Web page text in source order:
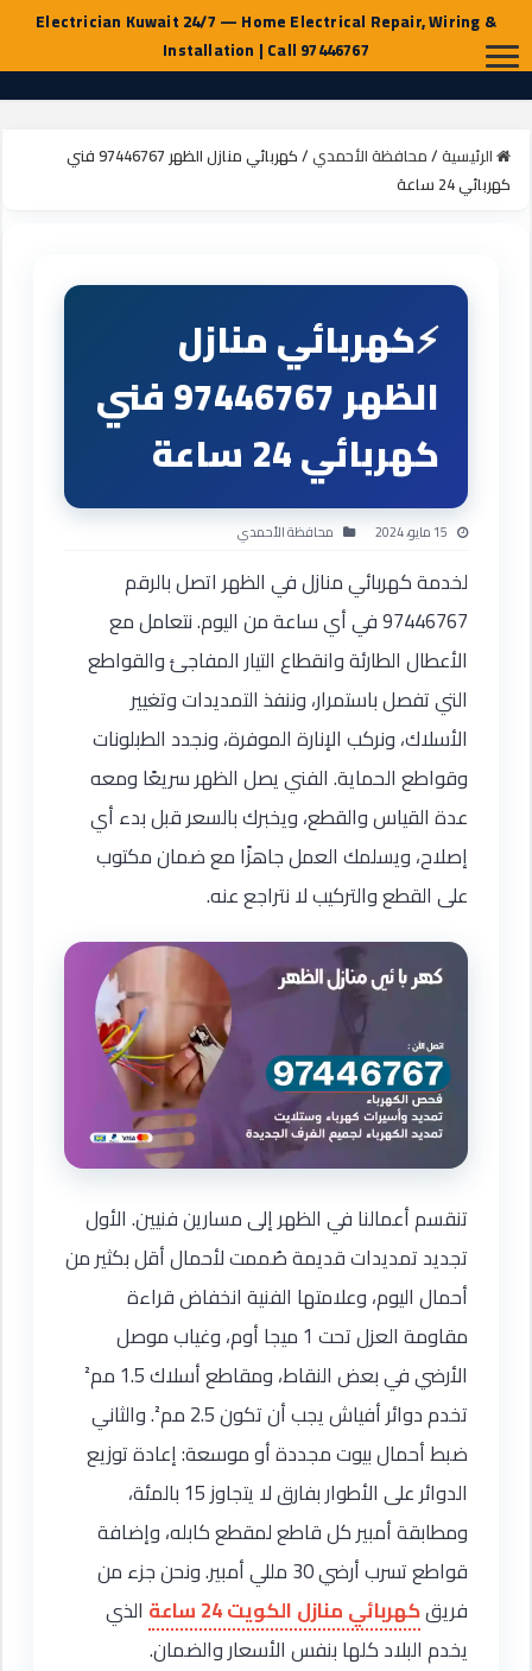
الرئيسية/محافظة الأحمدي/
كهربائي منازل الظهر 97446767 فني
كهربائي 24 ساعة
كهربائي منازل
الظهر 97446767 فني
كهربائي 24 ساعة
15 مايو، 2024 محافظة الأحمدي
لخدمة كهربائي منازل في الظهر اتصل بالرقم
97446767 في أي ساعة من اليوم. نتعامل مع
الأعطال الطارئة وانقطاع التيار المفاجئ والقواطع
التي تفصل باستمرار، وننفذ التمديدات وتغيير
الأسلاك، ونركب الإنارة الموفرة، ونجدد الطبلونات
وقواطع الحماية. الفني يصل الظهر سريعًا ومعه
عدة القياس والقطع، ويخبرك بالسعر قبل بدء أي
إصلاح، ويسلمك العمل جاهزًا مع ضمان مكتوب
على القطع والتركيب لا نتراجع عنه.
تنقسم أعمالنا في الظهر إلى مسارين فنيين. الأول
تجديد تمديدات قديمة صُممت لأحمال أقل بكثير من
أحمال اليوم، وعلامتها الفنية انخفاض قراءة
مقاومة العزل تحت 1 ميجا أوم، وغياب موصل
الأرضي في بعض النقاط، ومقاطع أسلاك 1.5 مم²
تخدم دوائر أفياش يجب أن تكون 2.5 مم². والثاني
ضبط أحمال بيوت مجددة أو موسعة: إعادة توزيع
الدوائر على الأطوار بفارق لا يتجاوز 15 بالمئة،
ومطابقة أمبير كل قاطع لمقطع كابله، وإضافة
قواطع تسرب أرضي 30 مللي أمبير. ونحن جزء من
فريقكهربائي منازل الكويت 24 ساعة
الذي
يخدم البلاد كلها بنفس الأسعار والضمان.